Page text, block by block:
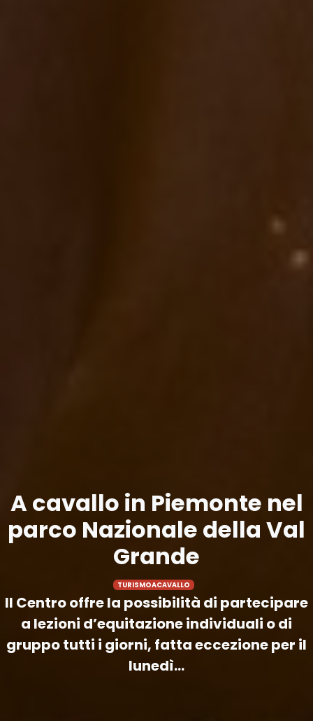
A cavallo in Piemonte nel
parco Nazionale della Val
Grande
TURISMOACAVALLO
Il Centro offre la possibilità di partecipare
a lezioni d’equitazione individuali o di
gruppo tutti i giorni, fatta eccezione per il
lunedì...